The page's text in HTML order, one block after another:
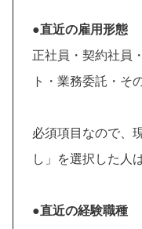
●直近の雇用形態
正社員・契約社員
ト・業務委託・そ
必須項目なので、
し」を選択した人
●直近の経験職種